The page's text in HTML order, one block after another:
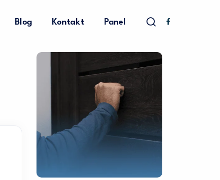
Blog Kontakt Panel